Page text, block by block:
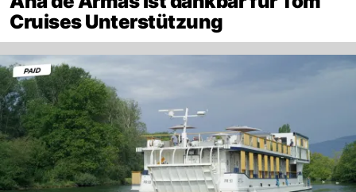
Cruises Unterstützung